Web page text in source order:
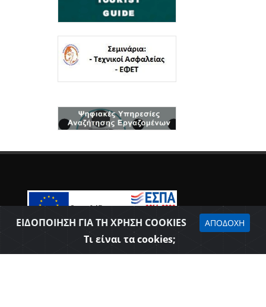
Δήλωση προσβασιμότητας
ΕΙΔΟΠΟΙΗΣΗ ΓΙΑ ΤΗ ΧΡΗΣΗ COOKIES ΑΠΟΔΟΧΗ
Τι είναι τα cookies;